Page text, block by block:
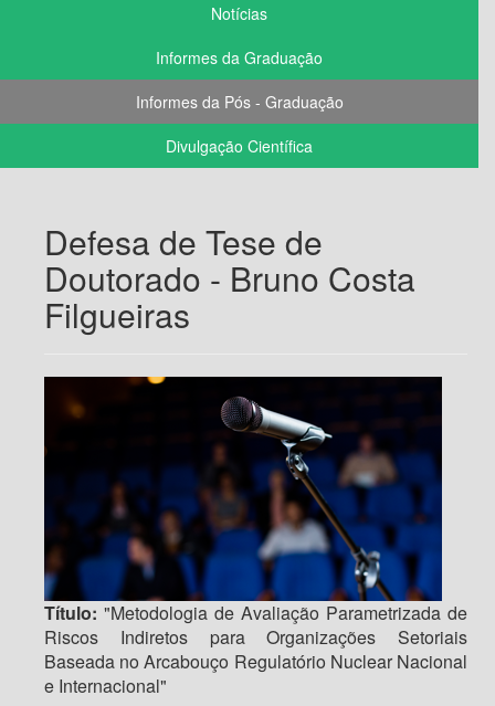
Notícias
Informes da Graduação
Informes da Pós - Graduação
Divulgação Científica
Defesa de Tese de
Doutorado - Bruno Costa
Filgueiras
Título: "Metodologia de Avaliação Parametrizada de
Riscos Indiretos para Organizações Setoriais
Baseada no Arcabouço Regulatório Nuclear Nacional
e Internacional"